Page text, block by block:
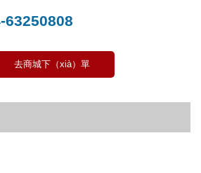
63250808
去商城下（xià）單